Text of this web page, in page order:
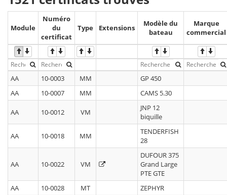
Module
Numéro
du
certificat
Type Extensions
Modèle du
bateau
Marque
commercial
AA 10-0003 MM
GP 450
AA
10-0007 MM CAMS 5.30
AA 10-0012 VM
JNP 12
biquille
AA 10-0018 MM
TENDERFISH
28
AA 10-0022 VM
DUFOUR 375
Grand Large
PTE GTE
AA
10-0028 MT
ZEPHYR